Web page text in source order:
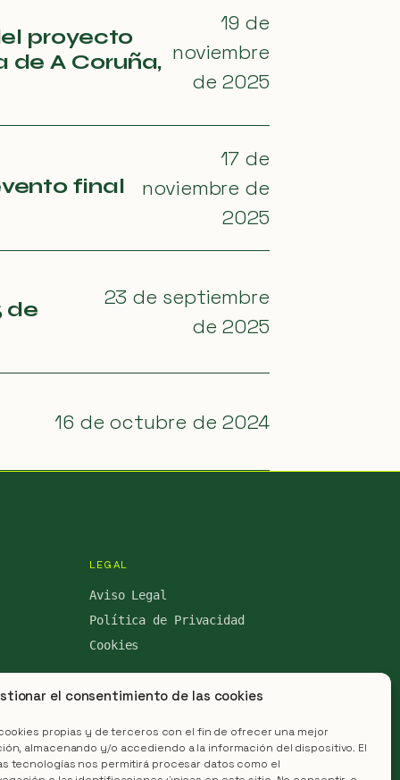
el consentimiento de las cookies
propias y de terceros con el fin de ofrecer una mejor
almacenando y/o accediendo a la información del dispositivo. El
tecnologías nos permitirá procesar datos como el
proyecto
de A Coruña,
19 de
noviembre
de 2025
final
17 de
noviembre de
2025
de
23 de septiembre
de 2025
16 de octubre de 2024
LEGAL
Aviso Legal
Política de Privacidad
Cookies